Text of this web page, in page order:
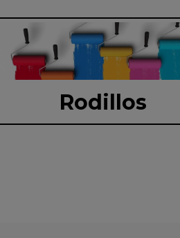
Rodillos